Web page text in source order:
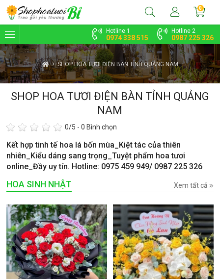
Hotline 1
0974 338 515
Hotline 2
0987 225 326
0
SHOP HOA TƯƠI ĐIỆN BÀN TỈNH QUẢNG NAM
SHOP HOA TƯƠI ĐIỆN BÀN TỈNH QUẢNG
NAM
0/5 -0 Bình chọn
Kết hợp tinh tế hoa lá bốn mùa_Kiệt tác của thiên
nhiên_Kiểu dáng sang trọng_Tuyệt phẩm hoa tươi
online_Đầy uy tín. Hotline: 0975 459 949/ 0987 225 326
HOA SINH NHẬT Xem tất cả